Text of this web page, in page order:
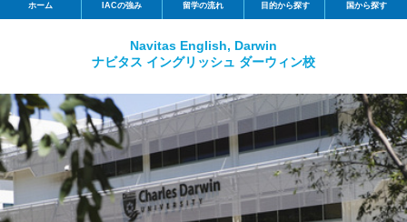
ホーム IACの強み 留学の流れ 目的から探す 国から探す
Navitas English, Darwin
ナビタス イングリッシュ ダーウィン校